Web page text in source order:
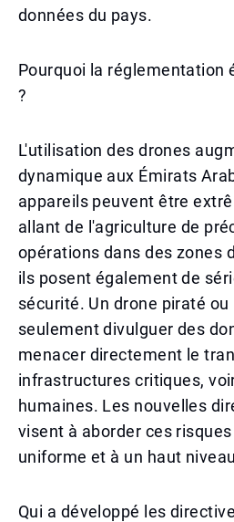
données du pays.
Pourquoi la réglementation
?
L'utilisation des drones
dynamique aux Émirats
appareils peuvent être
allant de l'agriculture de
opérations dans des zones
ils posent également de
sécurité. Un drone piraté
seulement divulguer des
menacer directement le
infrastructures critiques,
humaines. Les nouvelles
visent à aborder ces
uniforme et à un haut
Qui a développé les